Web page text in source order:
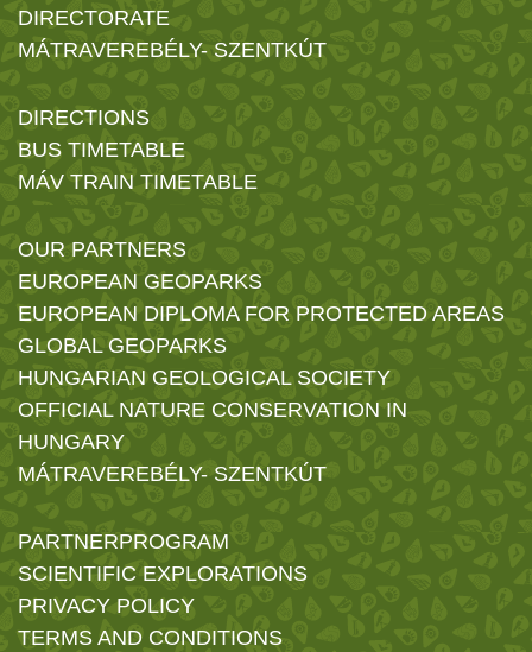
DIRECTORATE
MÁTRAVEREBÉLY- SZENTKÚT
DIRECTIONS
BUS TIMETABLE
MÁV TRAIN TIMETABLE
OUR PARTNERS
EUROPEAN GEOPARKS
EUROPEAN DIPLOMA FOR PROTECTED AREAS
GLOBAL GEOPARKS
HUNGARIAN GEOLOGICAL SOCIETY
OFFICIAL NATURE CONSERVATION IN
HUNGARY
MÁTRAVEREBÉLY- SZENTKÚT
PARTNERPROGRAM
SCIENTIFIC EXPLORATIONS
PRIVACY POLICY
TERMS AND CONDITIONS